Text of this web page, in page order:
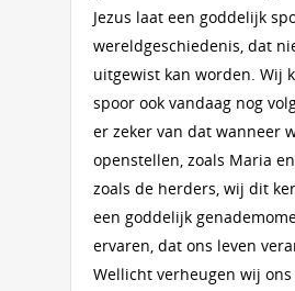
Jezus laat een goddelijk
wereldgeschiedenis, dat
uitgewist kan worden. Wij
spoor ook vandaag nog
er zeker van dat wanneer
openstellen, zoals Maria
zoals de herders, wij dit
een goddelijk
ervaren, dat ons leven
Wellicht verheugen wij